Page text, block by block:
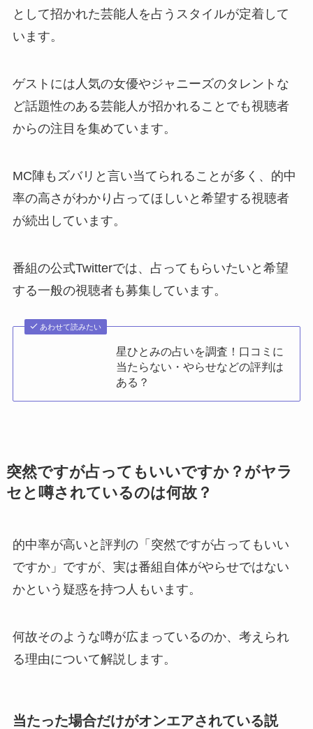
として招かれた芸能人を占うスタイルが定着して
います。
ゲストには人気の女優やジャニーズのタレントな
ど話題性のある芸能人が招かれることでも視聴者
からの注目を集めています。
MC陣もズバリと言い当てられることが多く、的中
率の高さがわかり占ってほしいと希望する視聴者
が続出しています。
番組の公式Twitterでは、占ってもらいたいと希望
する一般の視聴者も募集しています。
あわせて読みたい
星ひとみの占いを調査！口コミに
当たらない・やらせなどの評判は
ある？
突然ですが占ってもいいですか？がヤラ
セと噂されているのは何故？
的中率が高いと評判の「突然ですが占ってもいい
ですか」ですが、実は番組自体がやらせではない
かという疑惑を持つ人もいます。
何故そのような噂が広まっているのか、考えられ
る理由について解説します。
当たった場合だけがオンエアされている説